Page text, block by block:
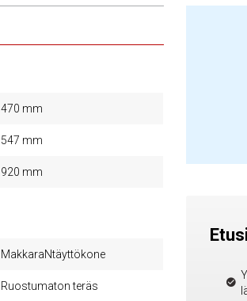
470 mm
547 mm
920 mm
MakkaraNtäyttökone
Ruostumaton teräs